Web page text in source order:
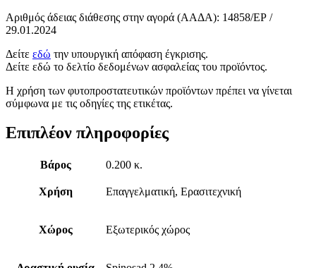
Αριθμός άδειας διάθεσης στην αγορά (ΑΑΔΑ): 14858/ΕΡ /
29.01.2024
Δείτε εδώ την υπουργική απόφαση έγκρισης.
Δείτε εδώ το δελτίο δεδομένων ασφαλείας του προϊόντος.
Η χρήση των φυτοπροστατευτικών προϊόντων πρέπει να γίνεται
σύμφωνα με τις οδηγίες της ετικέτας.
Επιπλέον πληροφορίες
Βάρος 0.200 κ.
Χρήση Επαγγελματική, Ερασιτεχνική
Χώρος Εξωτερικός χώρος